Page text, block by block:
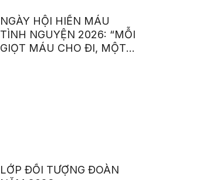
NGÀY HỘI HIẾN MÁU
TÌNH NGUYỆN 2026: “MỖI
GIỌT MÁU CHO ĐI, MỘT
LỚP ĐỐI TƯỢNG ĐOÀN